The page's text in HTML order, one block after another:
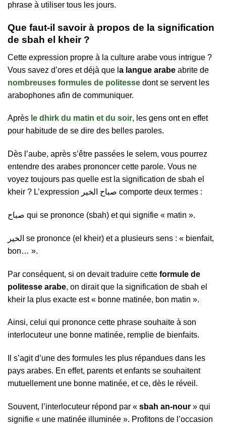
phrase à utiliser tous les jours.
Que faut-il savoir à propos de la signification
de sbah el kheir ?
Cette expression propre à la culture arabe vous intrigue ?
Vous savez d’ores et déjà que l a langue arabe abrite de
nombreuses formules de politesse dont se servent les
arabophones afin de communiquer.
Après le dhirk du matin et du soir, les gens ont en effet
pour habitude de se dire des belles paroles.
Dès l’aube, après s’être passées le selem, vous pourrez
entendre des arabes prononcer cette parole. Vous ne
voyez toujours pas quelle est la signification de sbah el
kheir ? L’expression صباح الخير comporte deux termes :
صباح qui se prononce (sbah) et qui signifie « matin ».
الخير se prononce (el kheir) et a plusieurs sens : « bienfait,
bon… ».
Par conséquent, si on devait traduire cette formule de
politesse arabe, on dirait que la signification de sbah el
kheir la plus exacte est « bonne matinée, bon matin ».
Ainsi, celui qui prononce cette phrase souhaite à son
interlocuteur une bonne matinée, remplie de bienfaits.
Il s’agit d’une des formules les plus répandues dans les
pays arabes. En effet, parents et enfants se souhaitent
mutuellement une bonne matinée, et ce, dès le réveil.
Souvent, l’interlocuteur répond par « sbah an-nour » qui
signifie « une matinée illuminée ». Profitons de l’occasion